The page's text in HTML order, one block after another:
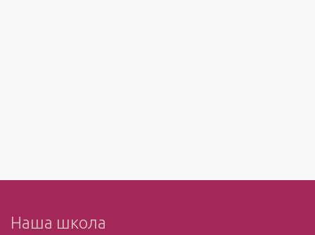
Наша школа